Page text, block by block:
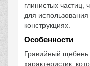
глинистых частиц,
для использования
конструкциях.
Особенности
Гравийный
характеристик,